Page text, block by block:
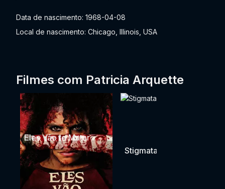
Data de nascimento: 1968-04-08
Local de nascimento: Chicago, Illinois, USA
Filmes com Patricia Arquette
Eles Vão te Matar
Stigmata